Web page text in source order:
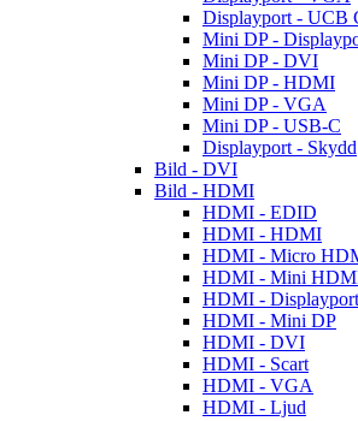
Displayport - UCB
Mini DP -
Mini DP - DVI
Mini DP - HDMI
Mini DP - VGA
Mini DP - USB-C
Displayport - Skydd
Bild - DVI
Bild - HDMI
HDMI - EDID
HDMI - HDMI
HDMI - Micro
HDMI - Mini
HDMI - Displayport
HDMI - Mini DP
HDMI - DVI
HDMI - Scart
HDMI - VGA
HDMI - Ljud